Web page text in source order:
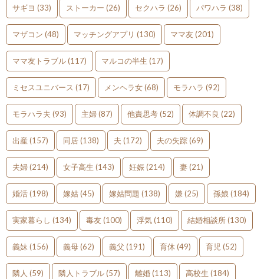
サギヨ (33) ストーカー (26) セクハラ (26) パワハラ (38)
マザコン (48) マッチングアプリ (130) ママ友(201)
ママ友トラブル(117) マルコの半生 (17)
ミセスユニバース (17) メンヘラ女(68) モラハラ (92)
モラハラ夫 (93) 主婦(87) 他責思考(52) 体調不良 (22)
出産 (157) 同居(138) 夫 (172) 夫の失踪(69)
夫婦(214) 女子高生 (143) 妊娠(214) 妻(21)
婚活(198) 嫁姑(45) 嫁姑問題 (138) 嫌 (25) 孫娘 (184)
実家暮らし (134) 毒友(100) 浮気(110) 結婚相談所(130)
義妹(156) 義母(62) 義父 (191) 育休 (49) 育児(52)
隣人 (59) 隣人トラブル(57) 離婚(113) 高校生 (184)